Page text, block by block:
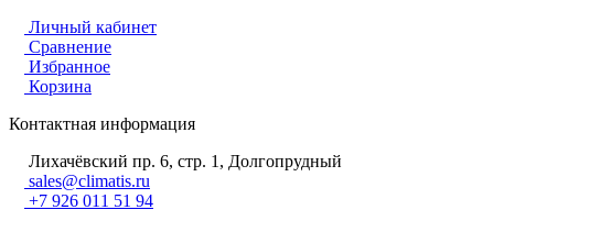
Личный кабинет
Сравнение
Избранное
Корзина
Контактная информация
Лихачёвский пр. 6, стр. 1, Долгопрудный
sales@climatis.ru
+7 926 011 51 94